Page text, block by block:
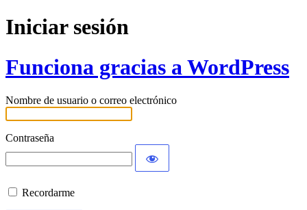
Iniciar sesión
Funciona gracias a WordPress
Nombre de usuario o correo electrónico
Contraseña
Recordarme